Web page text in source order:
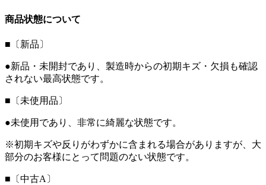
商品状態について
■〔新品〕
●新品・未開封であり、製造時からの初期キズ・欠損も確認
されない最高状態です。
■〔未使用品〕
●未使用であり、非常に綺麗な状態です。
※初期キズや反りがわずかに含まれる場合がありますが、大
部分のお客様にとって問題のない状態です。
■〔中古A〕